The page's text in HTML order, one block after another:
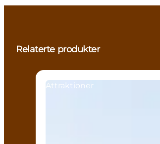
Relaterte produkter
Attraktioner